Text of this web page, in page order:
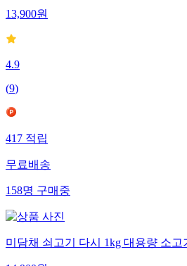
13,900원
4.9
(9)
417적립
무료배송
158명구매중
미담채 쇠고기 다시 1kg 대용량 소고